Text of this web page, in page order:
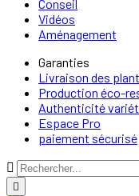
Conseil
Vidéos
Aménagement
Garanties
Livraison des
Production éco-
Authenticité
Espace Pro
paiement sécurisé

